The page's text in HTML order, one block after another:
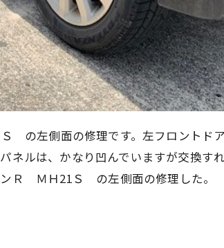
左側面の修理です。左フロントドア
ネルは、かなり凹んでいますが交換
Ｒ ＭＨ21Ｓ の左側面の修理した。